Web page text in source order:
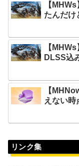
【
たんだけ
【
DLSS込
【
えない時
リンク集